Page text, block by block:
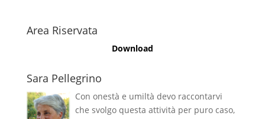
Area Riservata
Download
Sara Pellegrino
Con onestà e umiltà devo raccontarvi
che svolgo questa attività per puro caso,